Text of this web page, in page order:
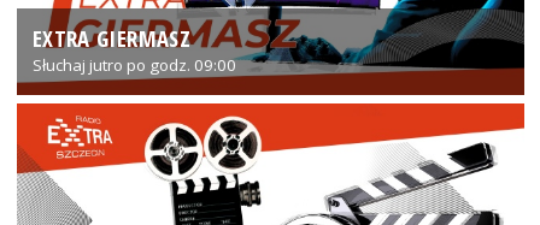
EXTRA GIERMASZ
Słuchaj jutro po godz. 09:00